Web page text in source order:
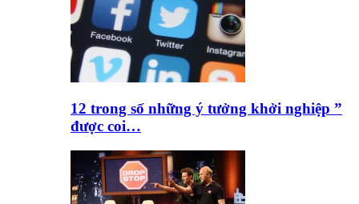
12 trong số những ý tưởng khởi nghiệp ”
được coi…